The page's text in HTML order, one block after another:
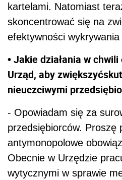
kartelami. Natomiast
skoncentrować się na
efektywności wykrywania
• Jakie działania w
Urząd, aby zwiększyć
nieuczciwymi
- Opowiadam się za
przedsiębiorców. Proszę
antymonopolowe
Obecnie w Urzędzie
wytycznymi w sprawie